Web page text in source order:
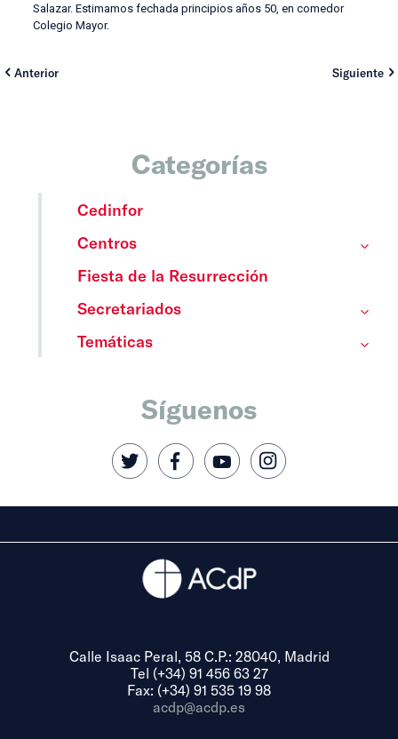
Salazar. Estimamos fechada principios años 50, en comedor
Colegio Mayor.
Anterior Siguiente
Categorías
Cedinfor
Centros
Fiesta de la Resurrección
Secretariados
Temáticas
Síguenos
Calle Isaac Peral, 58 C.P.: 28040, Madrid
Tel (+34) 91 456 63 27
Fax: (+34) 91 535 19 98
acdp@acdp.es